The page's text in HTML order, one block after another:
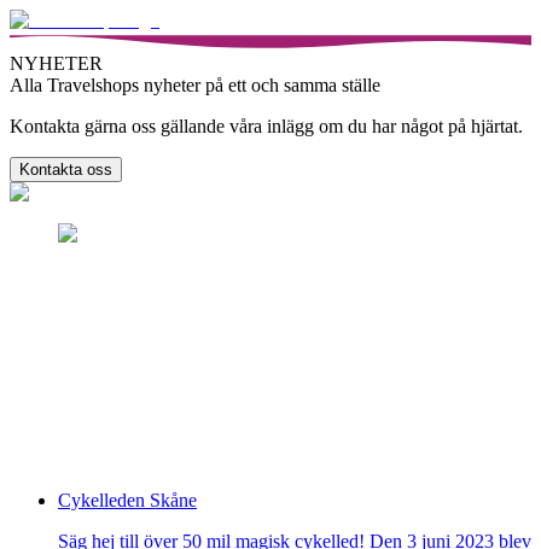
NYHETER
Alla Travelshops nyheter på ett och samma ställe
Kontakta gärna oss gällande våra inlägg om du har något på hjärtat.
Kontakta oss
Cykelleden Skåne
Säg hej till över 50 mil magisk cykelled! Den 3 juni 2023 blev